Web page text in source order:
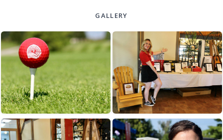
GALLERY